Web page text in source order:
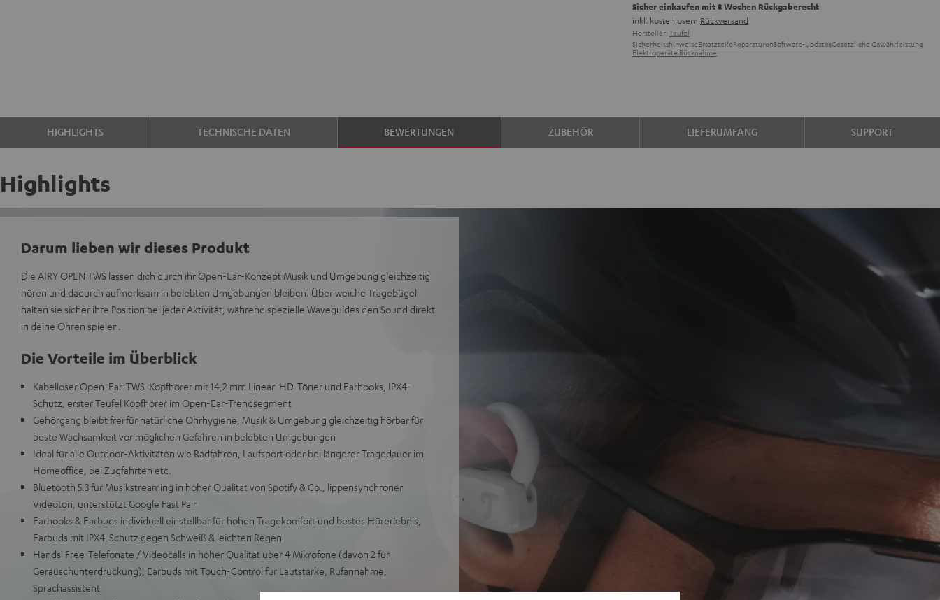
Sicher einkaufen mit 8 Wochen Rückgaberecht
inkl. kostenlosem Rückversand
Hersteller: Teufel
SicherheitshinweiseErsatzteileReparaturenSoftware-UpdatesGesetzliche Gewährleistung
Elektrogeräte Rücknahme
HIGHLIGHTS TECHNISCHE DATEN BEWERTUNGEN ZUBEHÖR LIEFERUMFANG SUPPORT
Highlights
Darum lieben wir dieses Produkt
Die AIRY OPEN TWS lassen dich durch ihr Open-Ear-Konzept Musik und Umgebung gleichzeitig
hören und dadurch aufmerksam in belebten Umgebungen bleiben. Über weiche Tragebügel
halten sie sicher ihre Position bei jeder Aktivität, während spezielle Waveguides den Sound direkt
in deine Ohren spielen.
Die Vorteile im Überblick
Kabelloser Open-Ear-TWS-Kopfhörer mit 14,2 mm Linear-HD-Töner und Earhooks, IPX4-
Schutz, erster Teufel Kopfhörer im Open-Ear-Trendsegment
Gehörgang bleibt frei für natürliche Ohrhygiene, Musik & Umgebung gleichzeitig hörbar für
beste Wachsamkeit vor möglichen Gefahren in belebten Umgebungen
Ideal für alle Outdoor-Aktivitäten wie Radfahren, Laufsport oder bei längerer Tragedauer im
Homeoffice, bei Zugfahrten etc.
Bluetooth 5.3 für Musikstreaming in hoher Qualität von Spotify & Co., lippensynchroner
Videoton, unterstützt Google Fast Pair
Earhooks & Earbuds individuell einstellbar für hohen Tragekomfort und bestes Hörerlebnis,
Earbuds mit IPX4-Schutz gegen Schweiß & leichten Regen
Hands-Free-Telefonate / Videocalls in hoher Qualität über 4 Mikrofone (davon 2 für
Geräuschunterdrückung), Earbuds mit Touch-Control für Lautstärke, Rufannahme,
Sprachassistent